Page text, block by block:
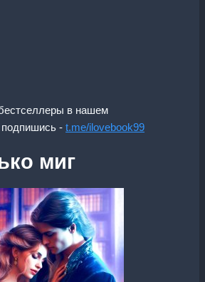
в нашем
подпишись - t.me/ilovebook99
миг